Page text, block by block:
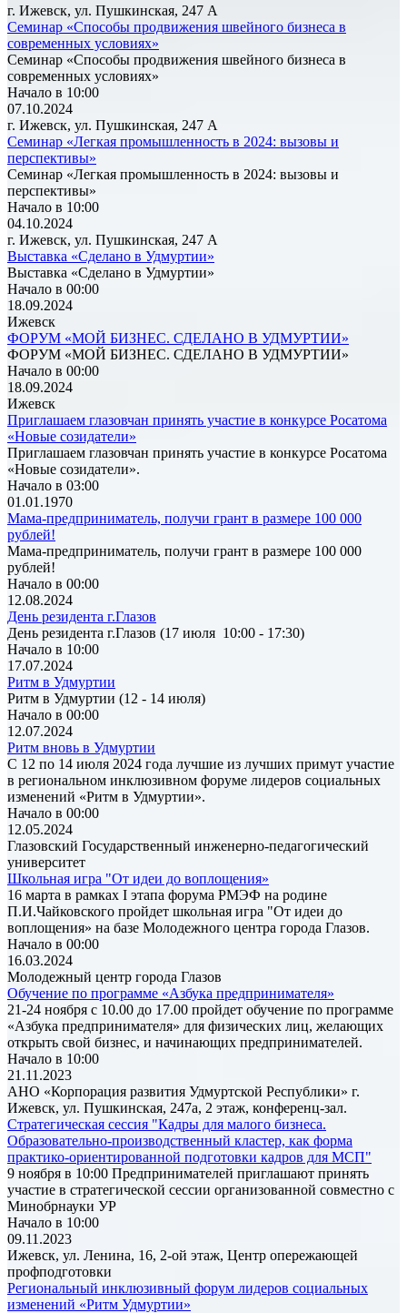
г. Ижевск, ул. Пушкинская, 247 А
Семинар «Способы продвижения швейного бизнеса в
современных условиях»
Семинар «Способы продвижения швейного бизнеса в
современных условиях»
Начало в 10:00
07.10.2024
г. Ижевск, ул. Пушкинская, 247 А
Семинар «Легкая промышленность в 2024: вызовы и
перспективы»
Семинар «Легкая промышленность в 2024: вызовы и
перспективы»
Начало в 10:00
04.10.2024
г. Ижевск, ул. Пушкинская, 247 А
Выставка «Сделано в Удмуртии»
Выставка «Сделано в Удмуртии»
Начало в 00:00
18.09.2024
Ижевск
ФОРУМ «МОЙ БИЗНЕС. СДЕЛАНО В УДМУРТИИ»
ФОРУМ «МОЙ БИЗНЕС. СДЕЛАНО В УДМУРТИИ»
Начало в 00:00
18.09.2024
Ижевск
Приглашаем глазовчан принять участие в конкурсе Росатома
«Новые созидатели»
Приглашаем глазовчан принять участие в конкурсе Росатома
«Новые созидатели».
Начало в 03:00
01.01.1970
Мама-предприниматель, получи грант в размере 100 000
рублей!
Мама-предприниматель, получи грант в размере 100 000
рублей!
Начало в 00:00
12.08.2024
День резидента г.Глазов
День резидента г.Глазов (17 июля 10:00 - 17:30)
Начало в 10:00
17.07.2024
Ритм в Удмуртии
Ритм в Удмуртии (12 - 14 июля)
Начало в 00:00
12.07.2024
Ритм вновь в Удмуртии
С 12 по 14 июля 2024 года лучшие из лучших примут участие
в региональном инклюзивном форуме лидеров социальных
изменений «Ритм в Удмуртии».
Начало в 00:00
12.05.2024
Глазовский Государственный инженерно-педагогический
университет
Школьная игра "От идеи до воплощения»
16 марта в рамках I этапа форума РМЭФ на родине
П.И.Чайковского пройдет школьная игра "От идеи до
воплощения» на базе Молодежного центра города Глазов.
Начало в 00:00
16.03.2024
Молодежный центр города Глазов
Обучение по программе «Азбука предпринимателя»
21-24 ноября с 10.00 до 17.00 пройдет обучение по программе
«Азбука предпринимателя» для физических лиц, желающих
открыть свой бизнес, и начинающих предпринимателей.
Начало в 10:00
21.11.2023
АНО «Корпорация развития Удмуртской Республики» г.
Ижевск, ул. Пушкинская, 247а, 2 этаж, конференц-зал.
Стратегическая сессия "Кадры для малого бизнеса.
Образовательно-производственный кластер, как форма
практико-ориентированной подготовки кадров для МСП"
9 ноября в 10:00 Предпринимателей приглашают принять
участие в стратегической сессии организованной совместно с
Минобрнауки УР
Начало в 10:00
09.11.2023
Ижевск, ул. Ленина, 16, 2-ой этаж, Центр опережающей
профподготовки
Региональный инклюзивный форум лидеров социальных
изменений «Ритм Удмуртии»